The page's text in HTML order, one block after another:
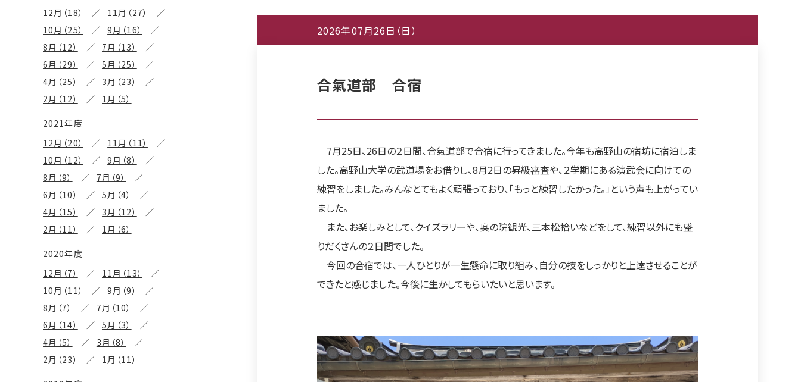
2026年07月26日（日）
合氣道部 合宿
7月25日、26日の２日間、合氣道部で合宿に行ってきました。今年も高野山の宿坊に宿泊しま
した。高野山大学の武道場をお借りし、8月2日の昇級審査や、２学期にある演武会に向けての
練習をしました。みんなとてもよく頑張っており、「もっと練習したかった。」という声も上がってい
ました。
また、お楽しみとして、クイズラリーや、奥の院観光、三本松拾いなどをして、練習以外にも盛
りだくさんの２日間でした。
今回の合宿では、一人ひとりが一生懸命に取り組み、自分の技をしっかりと上達させることが
できたと感じました。今後に生かしてもらいたいと思います。
12月（18）
11月（27）
10月（25）
9月（16）
8月（12）
7月（13）
6月（29）
5月（25）
4月（25）
3月（23）
2月（12）
1月（5）
2021年度
12月（20）
11月（11）
10月（12）
9月（8）
8月（9）
7月（9）
6月（10）
5月（4）
4月（15）
3月（12）
2月（11）
1月（6）
2020年度
12月（7）
11月（13）
10月（11）
9月（9）
8月（7）
7月（10）
6月（14）
5月（3）
4月（5）
3月（8）
2月（23）
1月（11）